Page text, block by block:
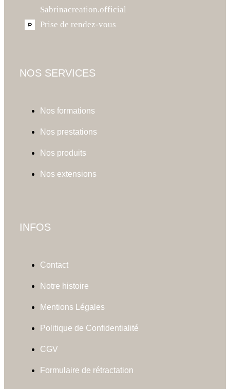
Sabrinacreation.official
Prise de rendez-vous
NOS SERVICES
Nos formations
Nos prestations
Nos produits
Nos extensions
INFOS
Contact
Notre histoire
Mentions Légales
Politique de Confidentialité
CGV
Formulaire de rétractation